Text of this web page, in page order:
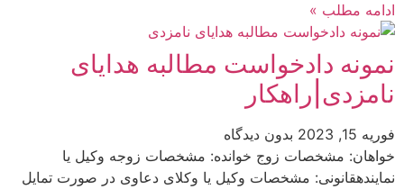
ادامه مطلب »
نمونه دادخواست مطالبه هدایای
نامزدی|راهکار
فوریه 15, 2023
بدون دیدگاه
خواهان: مشخصات زوج خوانده: مشخصات زوجه وکیل یا
نمایندهقانونی: مشخصات وکیل یا وکلای دعاوی در صورت تمایل